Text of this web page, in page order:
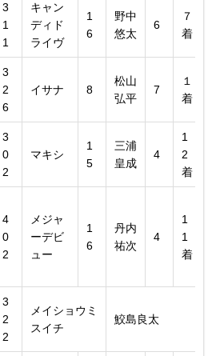
3
1
1
キャン
ディド
ライヴ
1
6
野中
悠太
6
７
着
3
2
6
イサナ 8
松山
弘平
7
１
着
3
0
2
マキシ
1
5
三浦
皇成
4
1
2
着
4
0
2
メジャ
ーデビ
ュー
1
6
丹内
祐次
4
1
1
着
3
2
2
メイショウミ
スイチ
鮫島良太